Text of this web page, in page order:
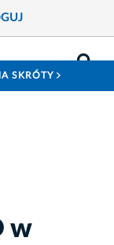
SKRÓTY
w